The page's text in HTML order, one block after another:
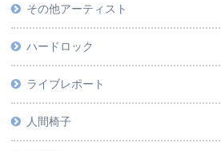
その他アーティスト
ハードロック
ライブレポート
人間椅子